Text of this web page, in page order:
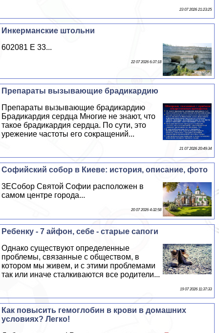
23 07 2026 21:23:25
Инкерманские штольни
602081 E 33...
22 07 2026 6:37:18
Препараты вызывающие брадикардию
Препараты вызывающие брадикардию
Брадикардия сердца Многие не знают, что
такое брадикардия сердца. По сути, это
урежение частоты его сокращений...
21 07 2026 20:49:34
Софийский собор в Киеве: история, описание, фото
3EСобор Святой Софии расположен в
самом центре города...
20 07 2026 4:32:58
Ребенку - 7 айфон, себе - старые сапоги
Однако существуют определенные
проблемы, связанные с обществом, в
котором мы живем, и с этими проблемами
так или иначе сталкиваются все родители...
19 07 2026 11:37:33
Как повысить гемоглобин в крови в домашних
условиях? Легко!